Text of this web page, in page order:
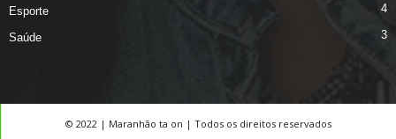
Esporte 4
Saúde 3
© 2022 | Maranhão ta on | Todos os direitos reservados